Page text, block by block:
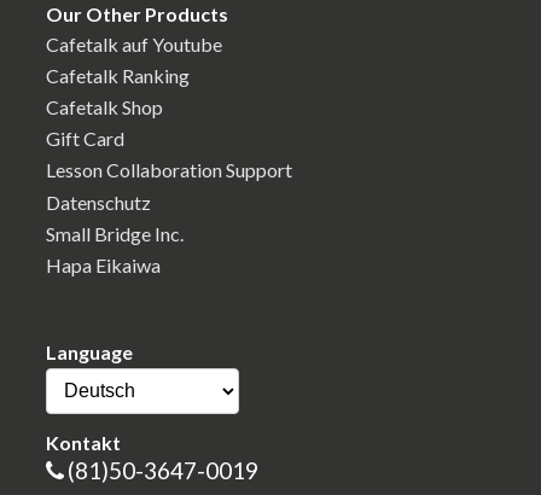
Our Other Products
Cafetalk auf Youtube
Cafetalk Ranking
Cafetalk Shop
Gift Card
Lesson Collaboration Support
Datenschutz
Small Bridge Inc.
Hapa Eikaiwa
Language
Kontakt
(81)50-3647-0019